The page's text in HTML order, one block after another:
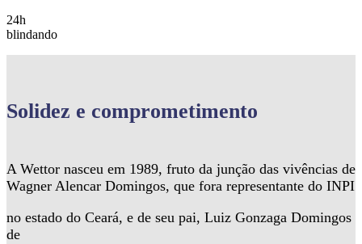
24h
blindando
Solidez e comprometimento
A Wettor nasceu em 1989, fruto da junção das vivências de
Wagner Alencar Domingos, que fora representante do INPI
no estado do Ceará, e de seu pai, Luiz Gonzaga Domingos
de